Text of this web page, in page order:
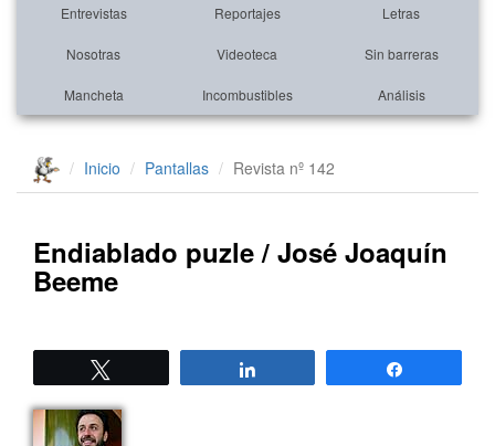
Entrevistas Reportajes Letras
Nosotras Videoteca Sin barreras
Mancheta Incombustibles Análisis
Inicio Pantallas Revista nº 142
Endiablado puzle / José Joaquín
Beeme